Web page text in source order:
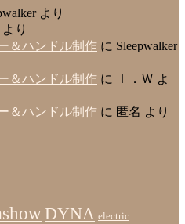
より
より
ハンドル制作 に Sleepwalker
ハンドル制作 に Ｉ．Ｗ よ
ハンドル制作 に 匿名 より
DYNA electric